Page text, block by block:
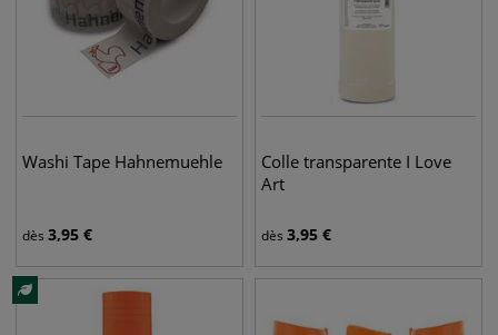
Washi Tape Hahnemuehle
dès 3,95 €
Colle transparente I Love
Art
dès 3,95 €